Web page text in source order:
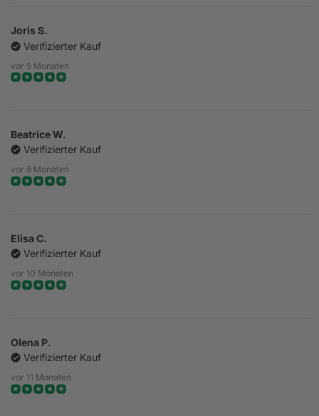
Joris S.
Verifizierter Kauf
vor 5 Monaten
Beatrice W.
Verifizierter Kauf
vor 8 Monaten
Elisa C.
Verifizierter Kauf
vor 10 Monaten
Olena P.
Verifizierter Kauf
vor 11 Monaten